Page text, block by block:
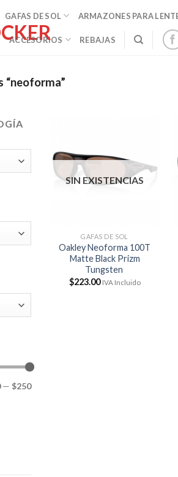
GAFAS DE SOL ARMAZONES PARA
ACCESORIOS REBAJAS
— $250
SIN EXISTENCIAS
GAFAS DE SOL
Oakley Neoforma 100T
Matte Black Prizm
Tungsten
$223.00 IVA Incluido